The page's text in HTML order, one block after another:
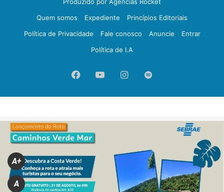
Quem somos
Expediente
Princípios Editoriais
Política de Privacidade
Fale conosco Anuncie
Entrar
Política de I.A
FacebookYouTubeInstagram
Spotify
A+
A